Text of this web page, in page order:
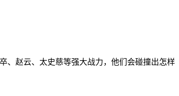
、赵云、太史慈等强大战力，他们会碰撞出怎样